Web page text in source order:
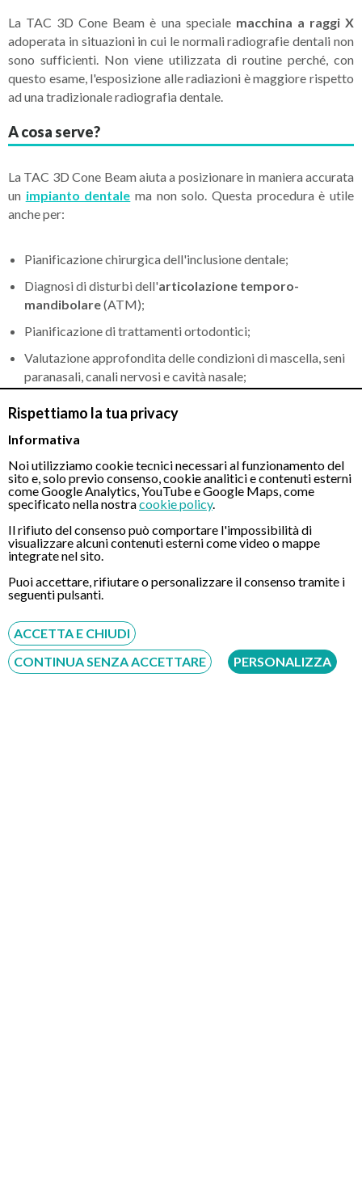
Rispettiamo la tua privacy
Informativa
Noi utilizziamo cookie tecnici necessari al funzionamento del
sito e, solo previo consenso, cookie analitici e contenuti esterni
come Google Analytics, YouTube e Google Maps, come
specificato nella nostracookie policy.
Il rifiuto del consenso può comportare l'impossibilità di
visualizzare alcuni contenuti esterni come video o mappe
integrate nel sito.
Puoi accettare, rifiutare o personalizzare il consenso tramite i
seguenti pulsanti.
ACCETTA E CHIUDI
CONTINUA SENZA ACCETTARE
PERSONALIZZA
La TAC 3D Cone Beam è una speciale macchina a raggi X
adoperata in situazioni in cui le normali radiografie dentali non
sono sufficienti. Non viene utilizzata di routine perché, con
questo esame, l'esposizione alle radiazioni è maggiore rispetto
ad una tradizionale radiografia dentale.
A cosa serve?
La TAC 3D Cone Beam aiuta a posizionare in maniera accurata
un impianto dentale ma non solo. Questa procedura è utile
anche per:
Pianificazione chirurgica dell'inclusione dentale;
Diagnosi di disturbi dell'articolazione temporo-
mandibolare(ATM);
Pianificazione di trattamenti ortodontici;
Valutazione approfondita delle condizioni di mascella, seni
paranasali, canali nervosi e cavità nasale;
dei denti;
Analisi cefalometrica;
Chirurgia ricostruttiva.
Come prepararsi alla TAC 3D?
Non è richiesta una speciale preparazione per sottoporsi ad
una TAC 3D. Prima dell'esame, potrebbe essere necessario
rimuovere qualsiasi cosa possa
come ad esempio: